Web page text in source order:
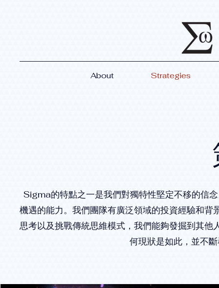
About Strategies
Sigma的特點之一是我們對獨特性堅定不移的信
機遇的能力。我們團隊有廣泛領域的投資經驗和
思考以及挑戰傳統思維模式，我們能夠發掘到其
何現狀是如此，並不